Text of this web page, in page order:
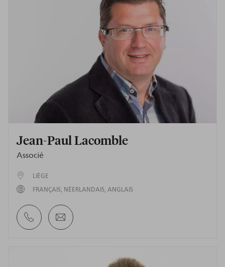
Jean-Paul Lacomble
Associé
LIÈGE
FRANÇAIS NÉERLANDAIS ANGLAIS